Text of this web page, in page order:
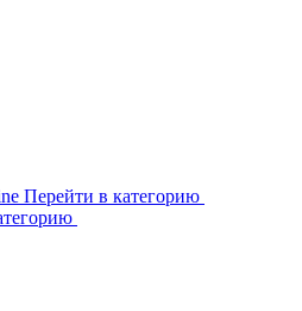
Перейти в категорию